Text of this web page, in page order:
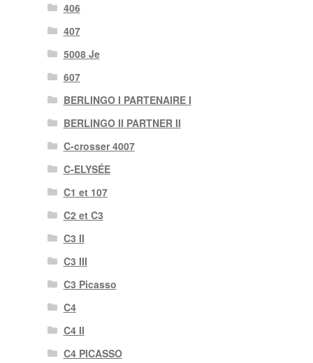
406
407
5008 Je
607
BERLINGO I PARTENAIRE I
BERLINGO II PARTNER II
C-crosser 4007
C-ELYSÉE
C1 et 107
C2 et C3
C3 II
C3 III
C3 Picasso
C4
C4 II
C4 PICASSO